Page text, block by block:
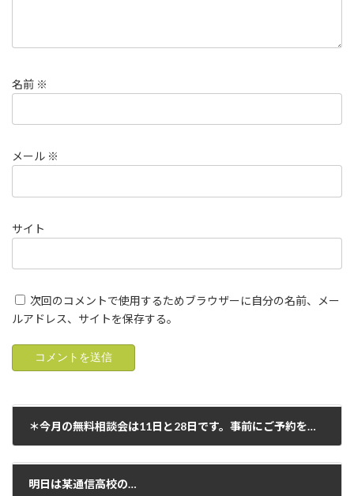
名前 ※
メール ※
サイト
次回のコメントで使用するためブラウザーに自分の名前、メー
ルアドレス、サイトを保存する。
＊今月の無料相談会は11日と28日です。事前にご予約をお願い致します。
明日は某通信高校の…